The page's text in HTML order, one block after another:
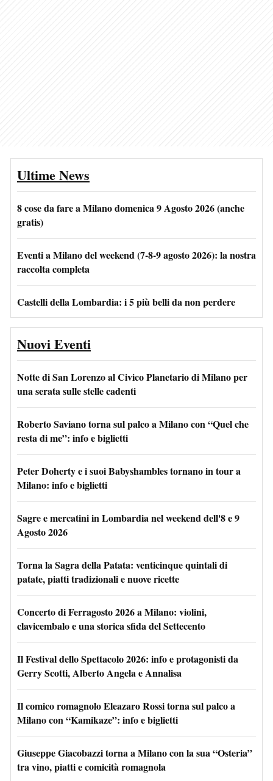
Ultime News
8 cose da fare a Milano domenica 9 Agosto 2026 (anche
gratis)
Eventi a Milano del weekend (7-8-9 agosto 2026): la nostra
raccolta completa
Castelli della Lombardia: i 5 più belli da non perdere
Nuovi Eventi
Notte di San Lorenzo al Civico Planetario di Milano per
una serata sulle stelle cadenti
Roberto Saviano torna sul palco a Milano con “Quel che
resta di me”: info e biglietti
Peter Doherty e i suoi Babyshambles tornano in tour a
Milano: info e biglietti
Sagre e mercatini in Lombardia nel weekend dell'8 e 9
Agosto 2026
Torna la Sagra della Patata: venticinque quintali di
patate, piatti tradizionali e nuove ricette
Concerto di Ferragosto 2026 a Milano: violini,
clavicembalo e una storica sfida del Settecento
Il Festival dello Spettacolo 2026: info e protagonisti da
Gerry Scotti, Alberto Angela e Annalisa
Il comico romagnolo Eleazaro Rossi torna sul palco a
Milano con “Kamikaze”: info e biglietti
Giuseppe Giacobazzi torna a Milano con la sua “Osteria”
tra vino, piatti e comicità romagnola